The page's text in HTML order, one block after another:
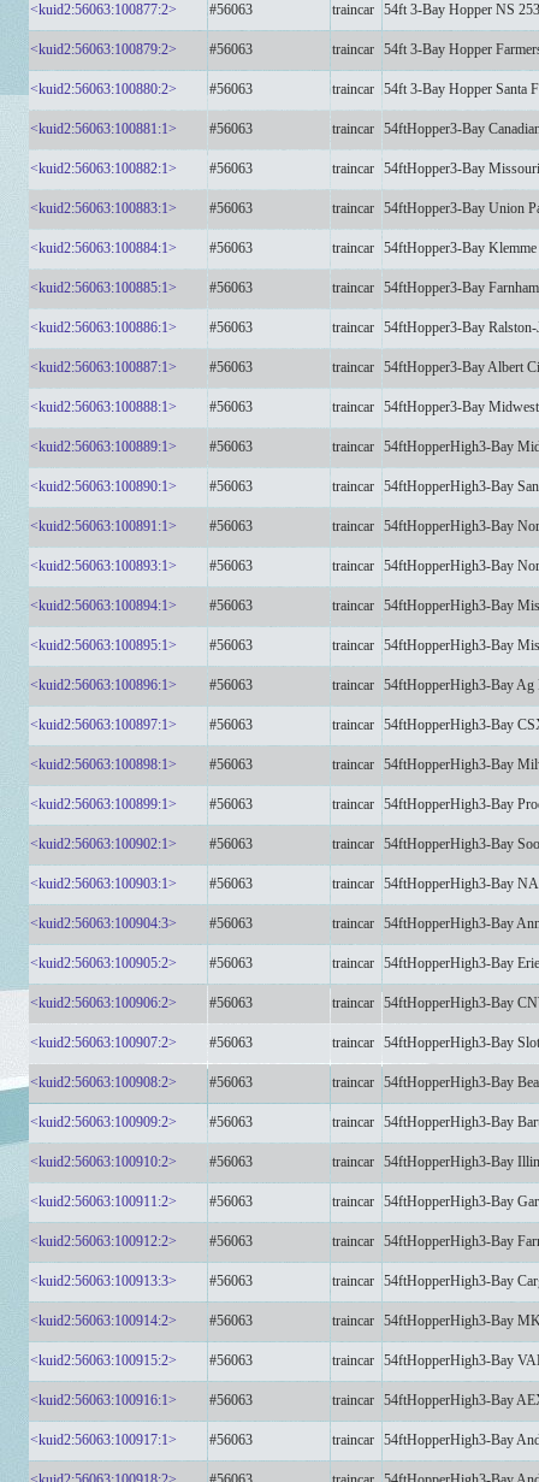
<kuid2:56063:100877:2> #56063 traincar 54ft 3-Bay Hopper NS
<kuid2:56063:100879:2> #56063 traincar 54ft 3-Bay Hopper
<kuid2:56063:100880:2> #56063 traincar 54ft 3-Bay Hopper Santa
<kuid2:56063:100881:1> #56063 traincar 54ftHopper3-Bay
<kuid2:56063:100882:1> #56063 traincar 54ftHopper3-Bay
<kuid2:56063:100883:1> #56063 traincar 54ftHopper3-Bay Union
<kuid2:56063:100884:1> #56063 traincar 54ftHopper3-Bay
<kuid2:56063:100885:1> #56063 traincar 54ftHopper3-Bay
<kuid2:56063:100886:1> #56063 traincar 54ftHopper3-Bay
<kuid2:56063:100887:1> #56063 traincar 54ftHopper3-Bay Albert
<kuid2:56063:100888:1> #56063 traincar 54ftHopper3-Bay
<kuid2:56063:100889:1> #56063 traincar 54ftHopperHigh3-Bay
<kuid2:56063:100890:1> #56063 traincar 54ftHopperHigh3-Bay
<kuid2:56063:100891:1> #56063 traincar 54ftHopperHigh3-Bay
<kuid2:56063:100893:1> #56063 traincar 54ftHopperHigh3-Bay
<kuid2:56063:100894:1> #56063 traincar 54ftHopperHigh3-Bay
<kuid2:56063:100895:1> #56063 traincar 54ftHopperHigh3-Bay
<kuid2:56063:100896:1> #56063 traincar 54ftHopperHigh3-Bay
<kuid2:56063:100897:1> #56063 traincar 54ftHopperHigh3-Bay
<kuid2:56063:100898:1> #56063 traincar 54ftHopperHigh3-Bay
<kuid2:56063:100899:1> #56063 traincar 54ftHopperHigh3-Bay
<kuid2:56063:100902:1> #56063 traincar 54ftHopperHigh3-Bay
<kuid2:56063:100903:1> #56063 traincar 54ftHopperHigh3-Bay
<kuid2:56063:100904:3> #56063 traincar 54ftHopperHigh3-Bay
<kuid2:56063:100905:2> #56063 traincar 54ftHopperHigh3-Bay
<kuid2:56063:100906:2> #56063 traincar 54ftHopperHigh3-Bay
<kuid2:56063:100907:2> #56063 traincar 54ftHopperHigh3-Bay
<kuid2:56063:100908:2> #56063 traincar 54ftHopperHigh3-Bay
<kuid2:56063:100909:2> #56063 traincar 54ftHopperHigh3-Bay
<kuid2:56063:100910:2> #56063 traincar 54ftHopperHigh3-Bay
<kuid2:56063:100911:2> #56063 traincar 54ftHopperHigh3-Bay
<kuid2:56063:100912:2> #56063 traincar 54ftHopperHigh3-Bay
<kuid2:56063:100913:3> #56063 traincar 54ftHopperHigh3-Bay
<kuid2:56063:100914:2> #56063 traincar 54ftHopperHigh3-Bay
<kuid2:56063:100915:2> #56063 traincar 54ftHopperHigh3-Bay
<kuid2:56063:100916:1> #56063 traincar 54ftHopperHigh3-Bay
<kuid2:56063:100917:1> #56063 traincar 54ftHopperHigh3-Bay